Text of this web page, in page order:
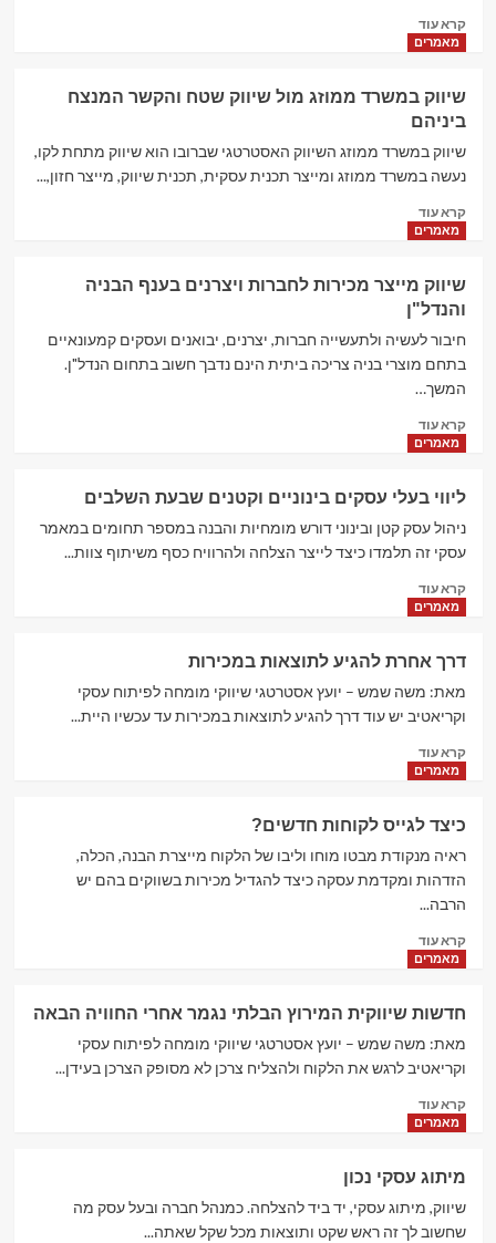
עידן
החוויה
האותנטית!
קרא עודRead
more
ניתן
לייצר
לקוח
?
מאמרים
שיווק במשרד ממוזג מול שיווק שטח והקשר המנצח
ביניהם
שיווק במשרד ממוזג השיווק האסטרטגי שברובו הוא שיווק מתחת לקו,
נעשה במשרד ממוזג ומייצר תכנית עסקית, תכנית שיווק, מייצר חזון,...
קרא עודRead
more
במשרד
מול
והקשר
המנצח
ביניהם
מאמרים
שיווק מייצר מכירות לחברות ויצרנים בענף הבניה
והנדל"ן
חיבור לעשיה ולתעשייה חברות, יצרנים, יבואנים ועסקים קמעונאיים
בתחם מוצרי בניה צריכה ביתית הינם נדבך חשוב בתחום הנדל"ן.
המשך…
קרא עודRead
more
מייצר
מכירות
לחברות
בענף
הבניה
מאמרים
ליווי בעלי עסקים בינוניים וקטנים שבעת השלבים
ניהול עסק קטן ובינוני דורש מומחיות והבנה במספר תחומים במאמר
עסקי זה תלמדו כיצד לייצר הצלחה ולהרוויח כסף משיתוף צוות...
קרא עודRead
more
בעלי
עסקים
בינוניים
שבעת
השלבים
מאמרים
דרך אחרת להגיע לתוצאות במכירות
מאת: משה שמש – יועץ אסטרטגי שיווקי מומחה לפיתוח עסקי
וקריאטיב יש עוד דרך להגיע לתוצאות במכירות עד עכשיו היית...
קרא עודRead
more
אחרת
להגיע
לתוצאות
מאמרים
כיצד לגייס לקוחות חדשים?
ראיה מנקודת מבטו מוחו וליבו של הלקוח מייצרת הבנה, הכלה,
הזדהות ומקדמת עסקה כיצד להגדיל מכירות בשווקים בהם יש
הרבה...
קרא עודRead
more
לגייס
לקוחות
חדשים?
מאמרים
חדשות שיווקית המירוץ הבלתי נגמר אחרי החוויה הבאה
מאת: משה שמש – יועץ אסטרטגי שיווקי מומחה לפיתוח עסקי
וקריאטיב לרגש את הלקוח ולהצליח צרכן לא מסופק הצרכן בעידן...
קרא עודRead
more
שיווקית
המירוץ
הבלתי
מאמרים
מיתוג עסקי נכון
שיווק, מיתוג עסקי, יד ביד להצלחה. כמנהל חברה ובעל עסק מה
שחשוב לך זה ראש שקט ותוצאות מכל שקל שאתה...